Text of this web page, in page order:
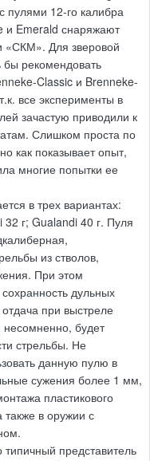
пулями 12-го калибра
и Emerald снаряжают
«СКМ». Для зверовой
бы рекомендовать
Classic и Brenneke-
все эксперименты в
зачастую приводили к
Слишком проста по
как показывает опыт,
многие попытки ее
в трех вариантах:
г; Gualandi 40 г. Пуля
из стволов,
При этом
дульных
при выстреле
будет
стрельбы. Не
данную пулю в
сужения более 1 мм,
пластикового
также в оружии с
представитель